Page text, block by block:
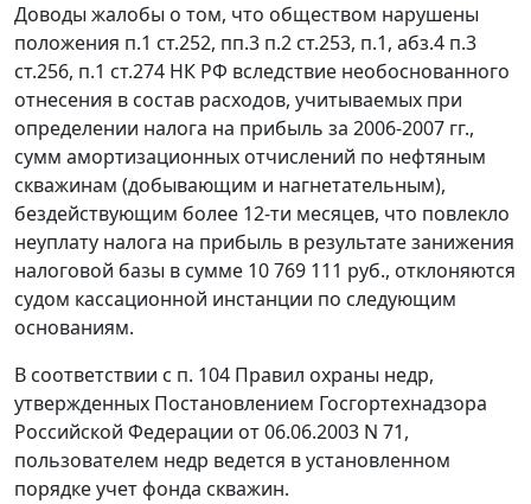
Доводы жалобы о том, что обществом нарушены
положения п.1 ст.252, пп.3 п.2 ст.253, п.1, абз.4 п.3
ст.256, п.1 ст.274 НК РФ вследствие необоснованного
отнесения в состав расходов, учитываемых при
определении налога на прибыль за 2006-2007 гг.,
сумм амортизационных отчислений по нефтяным
скважинам (добывающим и нагнетательным),
бездействующим более 12-ти месяцев, что повлекло
неуплату налога на прибыль в результате занижения
налоговой базы в сумме 10 769 111 руб., отклоняются
судом кассационной инстанции по следующим
основаниям.
В соответствии с п. 104 Правил охраны недр,
утвержденных Постановлением Госгортехнадзора
Российской Федерации от 06.06.2003 N 71,
пользователем недр ведется в установленном
порядке учет фонда скважин.